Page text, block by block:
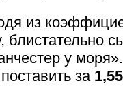
из
блистательно
у
за 1,55